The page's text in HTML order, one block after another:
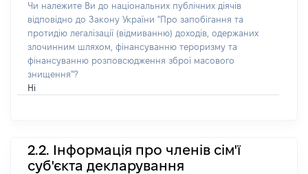
Чи належите Ви до національних публічних діячів
відповідно до Закону України "Про запобігання та
протидію легалізації (відмиванню) доходів, одержаних
злочинним шляхом, фінансуванню тероризму та
фінансуванню розповсюдження зброї масового
знищення"?
Ні
2.2. Інформація про членів сім'ї
суб'єкта декларування